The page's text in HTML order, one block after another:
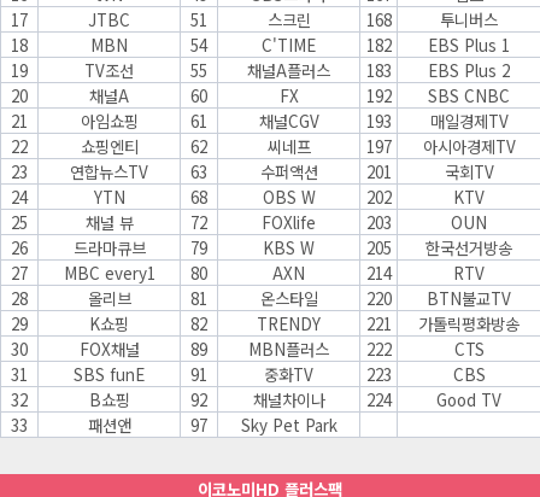
17
JTBC 51 스크린 168
투니버스
18
MBN 54 C'TIME 182
EBS Plus 1
19
TV조선 55 채널A플러스 183
EBS Plus 2
20
채널A 60 FX 192
SBS CNBC
21
아임쇼핑 61 채널CGV 193
매일경제TV
22
쇼핑엔티 62 씨네프 197
아시아경제TV
23
연합뉴스TV 63 수퍼액션 201
국회TV
24
YTN 68 OBS W 202
KTV
25
채널 뷰 72 FOXlife 203
OUN
26
드라마큐브 79 KBS W 205
한국선거방송
27
MBC every1 80 AXN 214
RTV
28
올리브 81 온스타일 220
BTN불교TV
29
K쇼핑 82 TRENDY 221
가톨릭평화방송
30
FOX채널 89 MBN플러스 222
CTS
31
SBS funE 91 중화TV 223
CBS
32
B쇼핑 92 채널차이나 224
Good TV
33
패션앤 97 Sky Pet Park
이코노미HD 플러스팩